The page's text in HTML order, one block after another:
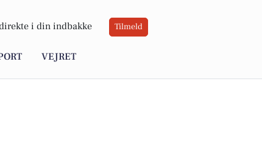
i din indbakke Tilmeld
VEJRET